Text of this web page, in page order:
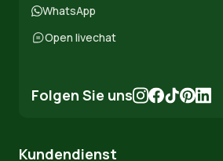
WhatsApp
Open livechat
Folgen Sie uns
Kundendienst